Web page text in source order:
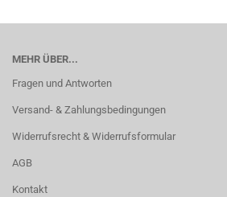
MEHR ÜBER...
Fragen und Antworten
Versand- & Zahlungsbedingungen
Widerrufsrecht & Widerrufsformular
AGB
Kontakt